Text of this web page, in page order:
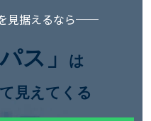
見据えるなら──
ス」
は
見えてくる